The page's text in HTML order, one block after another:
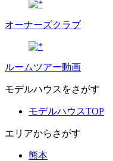
オーナーズクラブ
ルームツアー動画
モデルハウスをさがす
モデルハウスTOP
エリアからさがす
熊本